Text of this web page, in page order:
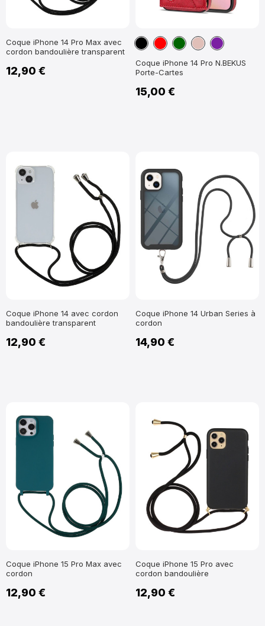
Coque iPhone 14 Pro Max avec
cordon bandoulière transparent
12,90 €
NoirRouge
VertOr Violet
Coque iPhone 14 Pro N.BEKUS
Porte-Cartes
15,00 €
Coque iPhone 14 avec cordon
bandoulière transparent
12,90 €
Coque iPhone 14 Urban Series à
cordon
14,90 €
Coque iPhone 15 Pro Max avec
cordon
12,90 €
Coque iPhone 15 Pro avec
cordon bandoulière
12,90 €